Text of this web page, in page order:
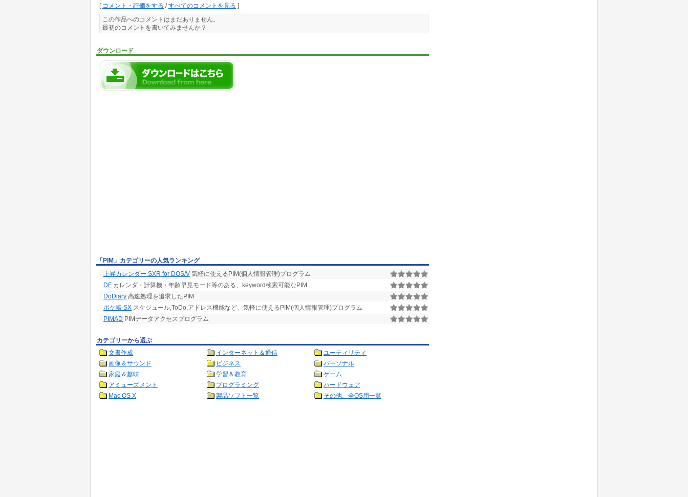
[ コメント・評価をする /すべてのコメントを見る ]
この作品へのコメントはまだありません。
最初のコメントを書いてみませんか？
ダウンロード
「PIM」カテゴリーの人気ランキング
上昇カレンダー SXR for DOS/V 気軽に使えるPIM(個人情報管理)プログラム
DF カレンダ・計算機・年齢早見モード等のある、keyword検索可能なPIM
DoDiary 高速処理を追求したPIM
ポケ帳 SX スケジュール,ToDo,アドレス機能など、気軽に使えるPIM(個人情報管理)プログラム
PIMAD PIMデータアクセスプログラム
カテゴリーから選ぶ
文書作成
インターネット＆通信
ユーティリティ
画像＆サウンド
ビジネス
パーソナル
家庭＆趣味
学習＆教育
ゲーム
アミューズメント
プログラミング
ハードウェア
Mac OS X
製品ソフト一覧 その他、全OS用一覧